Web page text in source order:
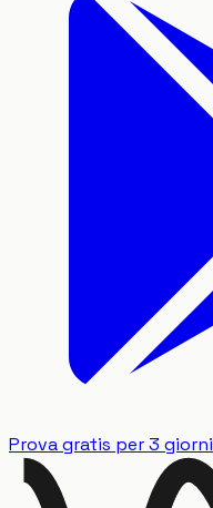
Prova gratis per 3 giorni